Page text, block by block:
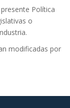
Política
o
modificadas por